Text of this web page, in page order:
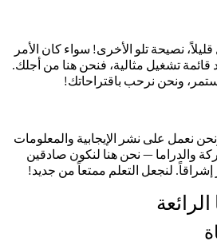
نصيحة تلو الأخرى! سواء كان الأمر
قائمة تشغيل مثالية، فنحن هنا من أجلك.
ونحن نرحب باقتراحاتك!
نعمل على نشر الإيجابية والمعلومات
والدراما — نحن هنا لنكون صادقين
إشراقاً. لنجعل التعلم ممتعاً من جديد!